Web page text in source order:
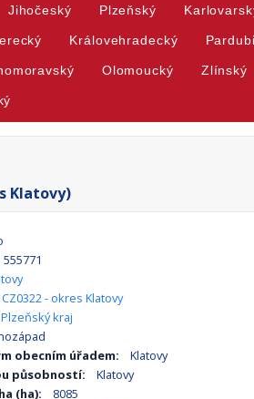
Jihočeský Plzeňský
Královehradecký
Olomoucký Zlínský
Klatovy)
555771
CZ0322 - okres Klatovy
Plzeňský kraj
obecním úřadem:
Klatovy
působností:
Klatovy
(ha):
8085